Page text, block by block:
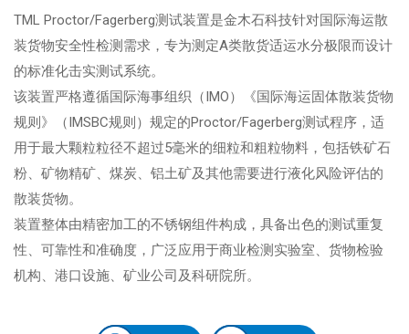
TML Proctor/Fagerberg测试装置是金木石科技针对国际海运散
装货物安全性检测需求，专为测定A类散货适运水分极限而设计
的标准化击实测试系统。
该装置严格遵循国际海事组织（IMO）《国际海运固体散装货物
规则》（IMSBC规则）规定的Proctor/Fagerberg测试程序，适
用于最大颗粒粒径不超过5毫米的细粒和粗粒物料，包括铁矿石
粉、矿物精矿、煤炭、铝土矿及其他需要进行液化风险评估的
散装货物。
装置整体由精密加工的不锈钢组件构成，具备出色的测试重复
性、可靠性和准确度，广泛应用于商业检测实验室、货物检验
机构、港口设施、矿业公司及科研院所。